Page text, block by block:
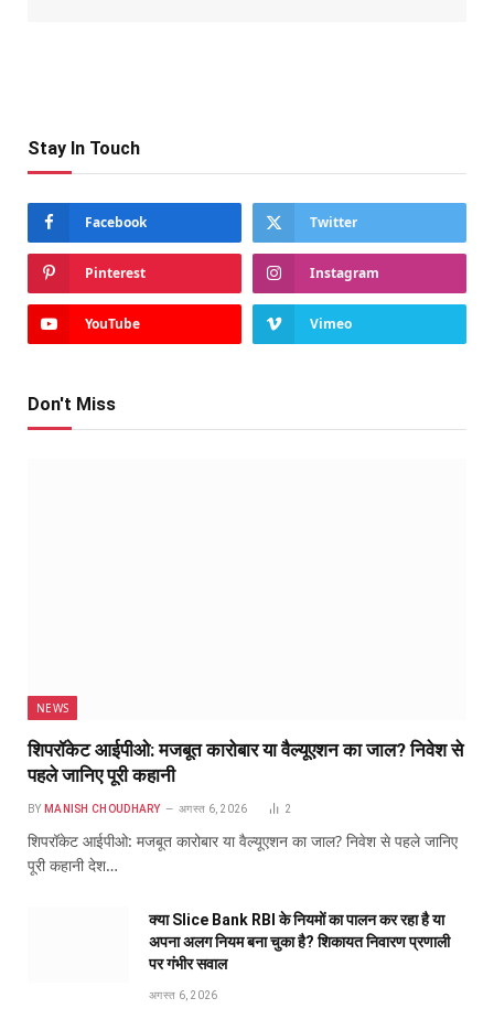
Stay In Touch
Facebook Twitter
Pinterest Instagram
YouTube Vimeo
Don't Miss
NEWS
शिपरॉकेट आईपीओ: मजबूत कारोबार या वैल्यूएशन का जाल? निवेश से
पहले जानिए पूरी कहानी
BY MANISH CHOUDHARY अगस्त 6, 2026 2
शिपरॉकेट आईपीओ: मजबूत कारोबार या वैल्यूएशन का जाल? निवेश से पहले जानिए
पूरी कहानी देश…
क्या Slice Bank RBI के नियमों का पालन कर रहा है या
अपना अलग नियम बना चुका है? शिकायत निवारण प्रणाली
पर गंभीर सवाल
अगस्त 6, 2026